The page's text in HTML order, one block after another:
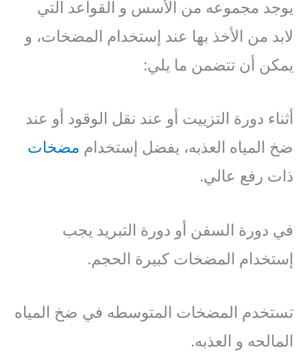
يوجد مجموعه من الأسس و القواعد التي
لابد من الأخذ بها عند إستخدام المضخات، و
يمكن أن تتضمن ما يلي:
أثناء دورة التزييت أو عند نقل الوقود أو عند
ضخ المياه العذبه، يفضل إستخدام مضخات
ذات رفع عالي.
في دورة السفن أو دورة التبريد يجب
إستخدام المضخات كبيرة الحجم.
تستخدم المضخات المتوسطه في ضخ المياه
المالحه و العذبه.